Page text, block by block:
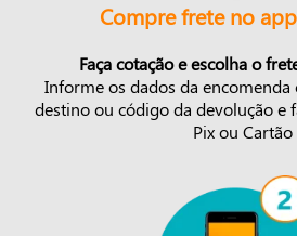
Compre frete no
Faça cotação e escolha o
Informe os dados da encomenda
destino ou código da devolução e
Pix ou Cartão